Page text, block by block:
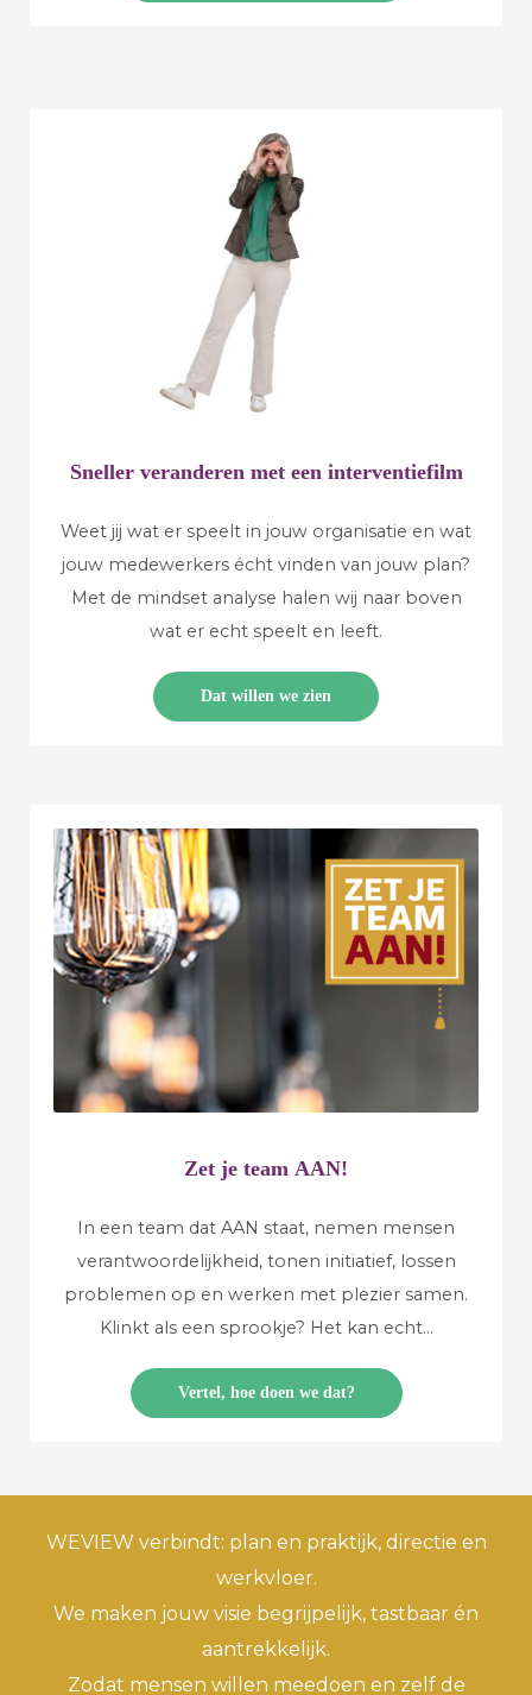
Sneller veranderen met een interventiefilm
Weet jij wat er speelt in jouw organisatie en wat
jouw medewerkers écht vinden van jouw plan?
Met de mindset analyse halen wij naar boven
wat er echt speelt en leeft.
Dat willen we zien
Zet je team AAN!
In een team dat AAN staat, nemen mensen
verantwoordelijkheid, tonen initiatief, lossen
problemen op en werken met plezier samen.
Klinkt als een sprookje? Het kan echt...
Vertel, hoe doen we dat?
WEVIEW verbindt: plan en praktijk, directie en
werkvloer.
We maken jouw visie begrijpelijk, tastbaar én
aantrekkelijk.
Zodat mensen willen meedoen en zelf de